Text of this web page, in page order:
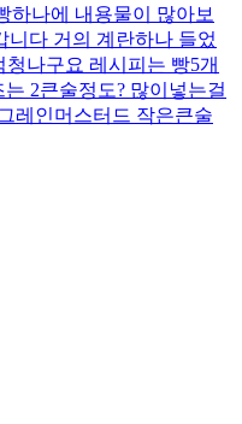
하나에 내용물이 많아보
니다 거의 계란하나 들었
나구요 레시피는 빵5개
2큰술정도? 많이넣는걸
레인머스터드 작은큰술